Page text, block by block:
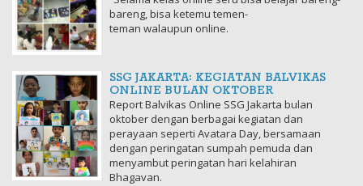
bareng, bisa ketemu temen-
teman walaupun online.
SSG JAKARTA: KEGIATAN BALVIKAS
ONLINE BULAN OKTOBER
Report Balvikas Online SSG Jakarta bulan
oktober dengan berbagai kegiatan dan
perayaan seperti Avatara Day, bersamaan
dengan peringatan sumpah pemuda dan
menyambut peringatan hari kelahiran
Bhagavan.